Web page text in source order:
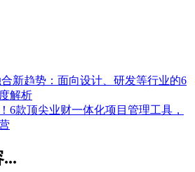
合新趋势：面向设计、研发等行业的6
解析
6款顶尖业财一体化项目管理工具，